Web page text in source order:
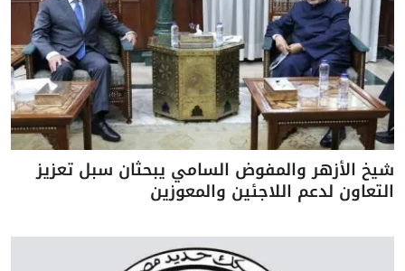
شيخ الأزهر والمفوض السامي يبحثان سبل تعزيز
التعاون لدعم اللاجئين والمعوزين